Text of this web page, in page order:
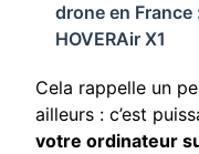
drone en France
HOVERAir X1
Cela rappelle un
ailleurs : c’est
votre ordinateur